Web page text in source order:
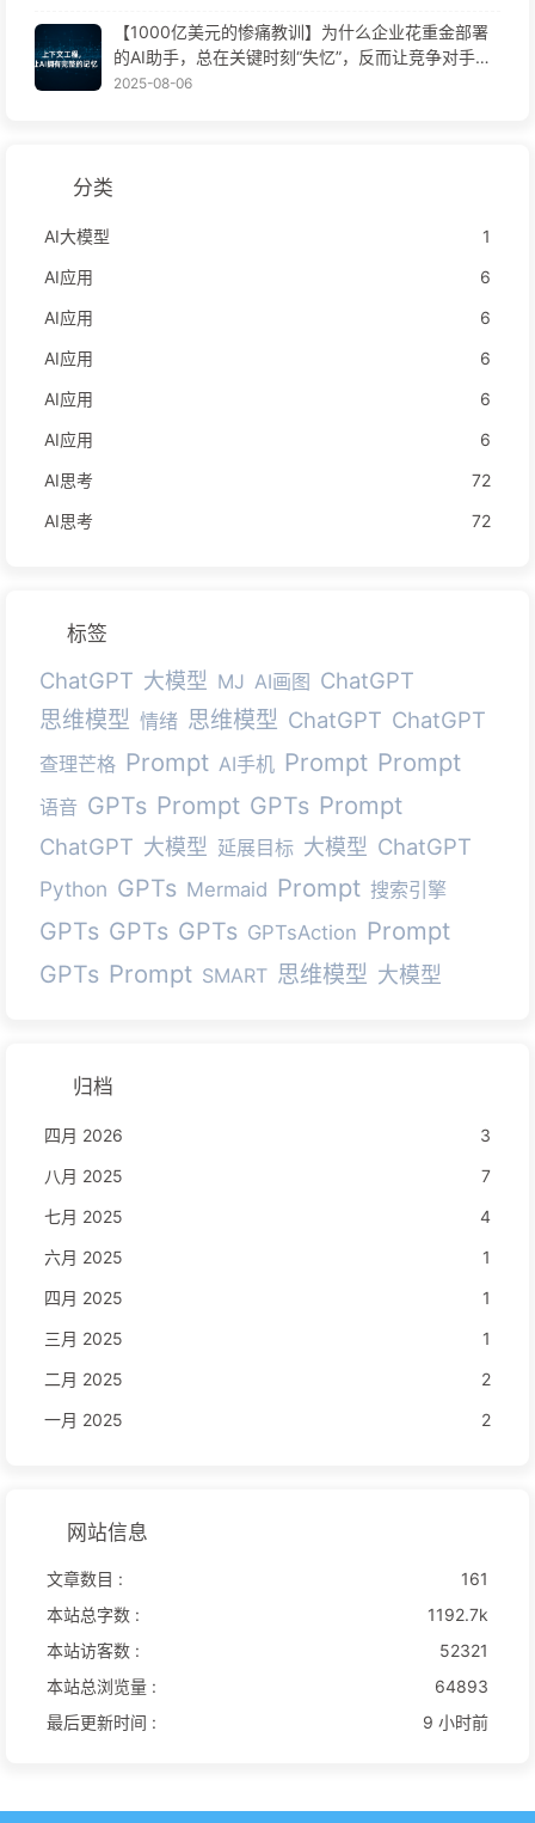
【1000亿美元的惨痛教训】为什么企业花重金部署
的AI助手，总在关键时刻“失忆”，反而让竞争对手实
现90%性能提升？——慢慢学AI169
2025-08-06
分类
AI大模型
1
AI应用
6
AI应用
6
AI应用
6
AI应用
6
AI应用
6
AI思考
72
AI思考
72
标签
ChatGPT 大模型 MJ AI画图 ChatGPT
思维模型 情绪 思维模型 ChatGPT ChatGPT
查理芒格 Prompt AI手机 Prompt Prompt
语音 GPTs Prompt GPTs Prompt
ChatGPT 大模型 延展目标 大模型 ChatGPT
Python GPTs Mermaid Prompt 搜索引擎
GPTs GPTs GPTs GPTsAction Prompt
GPTs Prompt SMART 思维模型 大模型
归档
四月 2026
3
八月 2025
7
七月 2025
4
六月 2025
1
四月 2025
1
三月 2025
1
二月 2025
2
一月 2025
2
网站信息
文章数目 :
161
本站总字数 :
1192.7k
本站访客数 :
52321
本站总浏览量 :
64893
最后更新时间 :
9 小时前